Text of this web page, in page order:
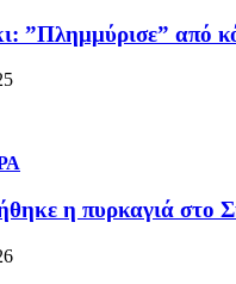
”Πλημμύρισε” από
η πυρκαγιά